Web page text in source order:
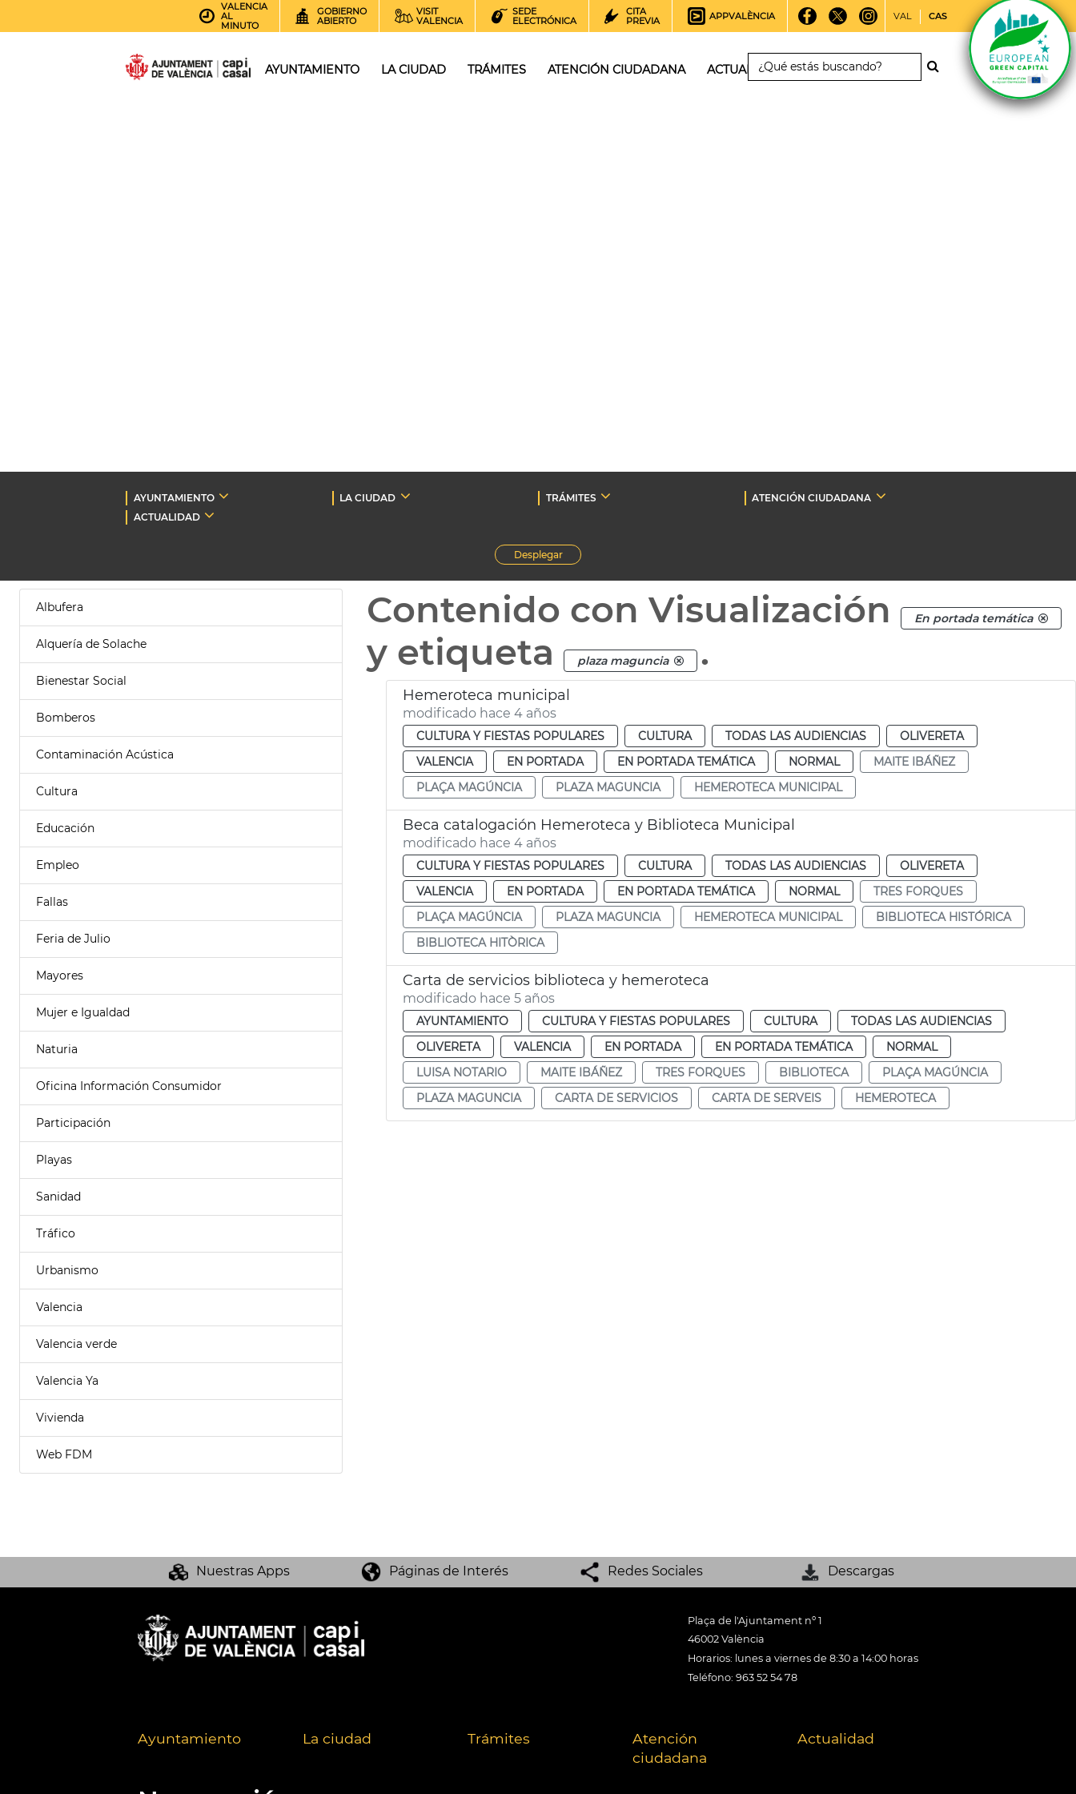
VALENCIA
AL
MINUTO
GOBIERNO
ABIERTO
VISIT
VALENCIA
SEDE
ELECTRÓNICA
CITA
PREVIA
APPVALÈNCIA VAL CAS
AYUNTAMIENTO LA CIUDAD TRÁMITES ATENCIÓN CIUDADANA ACTUALIDAD
AYUNTAMIENTO LA CIUDAD TRÁMITES
ATENCIÓN CIUDADANA
ACTUALIDAD
Desplegar
Albufera
Alquería de Solache
Bienestar Social
Bomberos
Contaminación Acústica
Cultura
Educación
Empleo
Fallas
Feria de Julio
Mayores
Mujer e Igualdad
Naturia
Oficina Información Consumidor
Participación
Playas
Sanidad
Tráfico
Urbanismo
Valencia
Valencia verde
Valencia Ya
Vivienda
Web FDM
Contenido con Visualización En portada temática
y etiqueta plaza maguncia .
Hemeroteca municipal
modificado hace 4 años
CULTURA Y FIESTAS POPULARES CULTURA TODAS LAS AUDIENCIAS
OLIVERETA
VALENCIA
EN PORTADA EN PORTADA TEMÁTICA NORMAL
MAITE IBÁÑEZ
PLAÇA MAGÚNCIA
PLAZA MAGUNCIA HEMEROTECA MUNICIPAL
Beca catalogación Hemeroteca y Biblioteca Municipal
modificado hace 4 años
CULTURA Y FIESTAS POPULARES CULTURA TODAS LAS AUDIENCIAS
OLIVERETA
VALENCIA
EN PORTADA EN PORTADA TEMÁTICA NORMAL
TRES FORQUES
PLAÇA MAGÚNCIA
PLAZA MAGUNCIA HEMEROTECA MUNICIPAL
BIBLIOTECA HISTÓRICA
BIBLIOTECA HITÒRICA
Carta de servicios biblioteca y hemeroteca
modificado hace 5 años
AYUNTAMIENTO CULTURA Y FIESTAS POPULARES CULTURA
TODAS LAS AUDIENCIAS
OLIVERETA
VALENCIA EN PORTADA EN PORTADA TEMÁTICA
NORMAL
LUISA NOTARIO
MAITE IBÁÑEZ TRES FORQUES BIBLIOTECA
PLAÇA MAGÚNCIA
PLAZA MAGUNCIA
CARTA DE SERVICIOS CARTA DE SERVEIS HEMEROTECA
Nuestras Apps Páginas de Interés Redes Sociales Descargas
Plaça de l'Ajuntament nº 1
46002 València
Horarios: lunes a viernes de 8:30 a 14:00 horas
Teléfono: 963 52 54 78
Ayuntamiento La ciudad Trámites
Atención
ciudadana
Actualidad